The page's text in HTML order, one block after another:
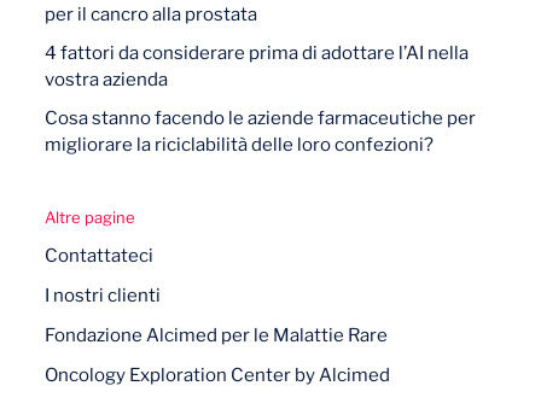
per il cancro alla prostata
4 fattori da considerare prima di adottare l’AI nella
vostra azienda
Cosa stanno facendo le aziende farmaceutiche per
migliorare la riciclabilità delle loro confezioni?
Altre pagine
Contattateci
I nostri clienti
Fondazione Alcimed per le Malattie Rare
Oncology Exploration Center by Alcimed